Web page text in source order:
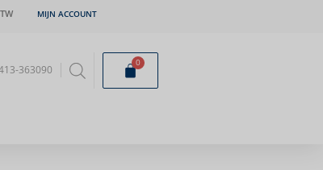
MIJN ACCOUNT
363090
0